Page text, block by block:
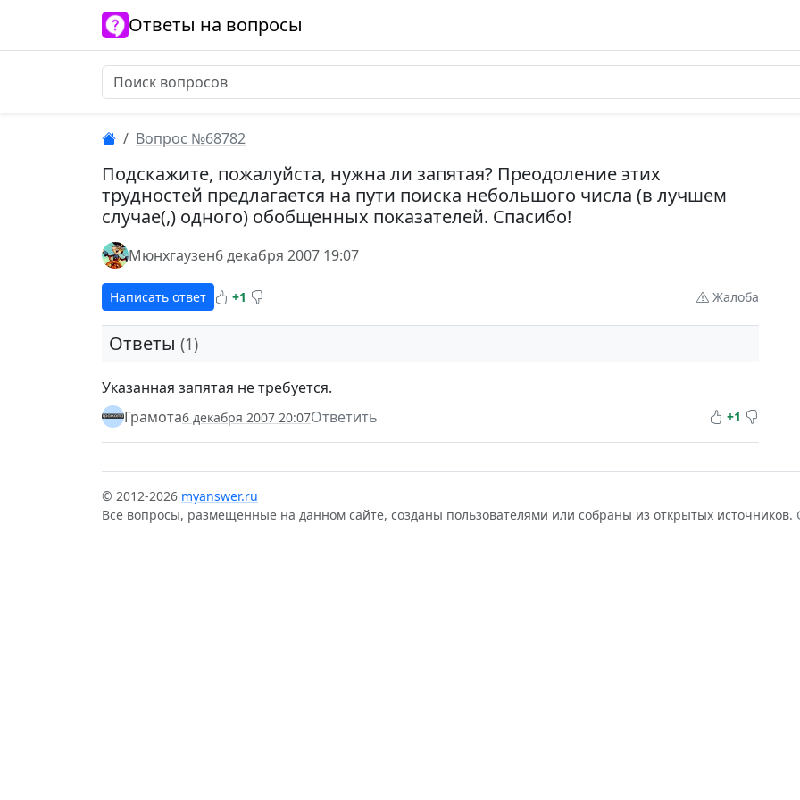
Ответы на вопросы
Вопрос №68782
Подскажите, пожалуйста, нужна ли запятая? Преодоление этих
трудностей предлагается на пути поиска небольшого числа (в лучшем
случае(,) одного) обобщенных показателей. Спасибо!
Мюнхгаузен6 декабря 2007 19:07
Написать ответ +1 Жалоба
Ответы (1)
Указанная запятая не требуется.
Грамота6 декабря 2007 20:07Ответить +1
© 2012-2026 myanswer.ru
Все вопросы, размещенные на данном сайте, созданы пользователями или собраны из открытых источников.